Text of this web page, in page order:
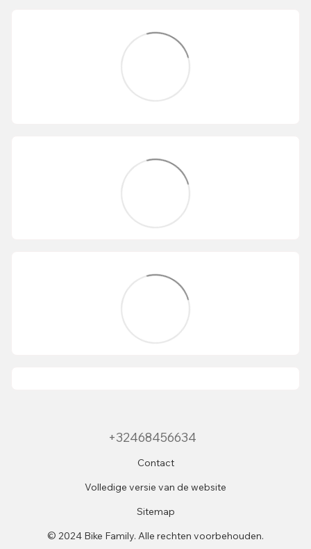
+32468456634
Contact
Volledige versie van de website
Sitemap
© 2024 Bike Family. Alle rechten voorbehouden.